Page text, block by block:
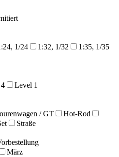
1/24 1:32, 1/32
1:35, 1/35
Level 1
/ GT
Hot-Rod
Straße
März